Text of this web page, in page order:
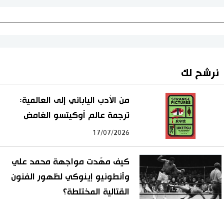
نرشح لك
من الأدب الياباني إلى العالمية:
ترجمة عالم أوكيتسو الغامض
17/07/2026
كيف مهّدت مواجهة محمد علي
وأنطونيو إينوكي لظهور الفنون
القتالية المختلطة؟